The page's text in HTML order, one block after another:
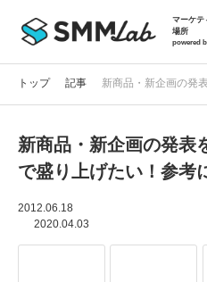
マーケテ
場所
powered
記事
トップ 記事 新商品・新企画の発
新商品・新企画の発表
で盛り上げたい！参考
2012.06.18
2020.04.03